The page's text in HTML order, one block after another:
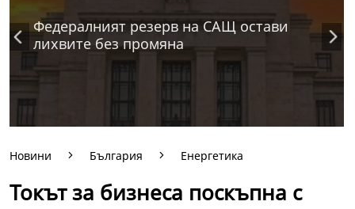
Федералният резерв на САЩ остави
лихвите без промяна
Новини България Енергетика
Токът за бизнеса поскъпна с